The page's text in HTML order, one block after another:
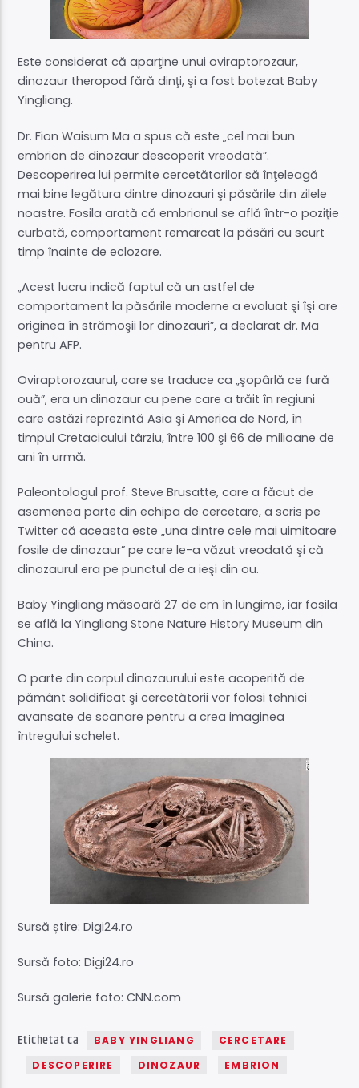
Este considerat că aparţine unui oviraptorozaur,
dinozaur theropod fără dinţi, şi a fost botezat Baby
Yingliang.
Dr. Fion Waisum Ma a spus că este „cel mai bun
embrion de dinozaur descoperit vreodată”.
Descoperirea lui permite cercetătorilor să înţeleagă
mai bine legătura dintre dinozauri şi păsările din zilele
noastre. Fosila arată că embrionul se află într-o poziţie
curbată, comportament remarcat la păsări cu scurt
timp înainte de eclozare.
„Acest lucru indică faptul că un astfel de
comportament la păsările moderne a evoluat şi îşi are
originea în strămoşii lor dinozauri”, a declarat dr. Ma
pentru AFP.
Oviraptorozaurul, care se traduce ca „şopârlă ce fură
ouă”, era un dinozaur cu pene care a trăit în regiuni
care astăzi reprezintă Asia şi America de Nord, în
timpul Cretacicului târziu, între 100 şi 66 de milioane de
ani în urmă.
Paleontologul prof. Steve Brusatte, care a făcut de
asemenea parte din echipa de cercetare, a scris pe
Twitter că aceasta este „una dintre cele mai uimitoare
fosile de dinozaur” pe care le-a văzut vreodată şi că
dinozaurul era pe punctul de a ieşi din ou.
Baby Yingliang măsoară 27 de cm în lungime, iar fosila
se află la Yingliang Stone Nature History Museum din
China.
O parte din corpul dinozaurului este acoperită de
pământ solidificat şi cercetătorii vor folosi tehnici
avansate de scanare pentru a crea imaginea
întregului schelet.
Sursă știre: Digi24.ro
Sursă foto: Digi24.ro
Sursă galerie foto: CNN.com
Etichetat ca BABY YINGLIANG
CERCETARE
DESCOPERIRE
DINOZAUR EMBRION